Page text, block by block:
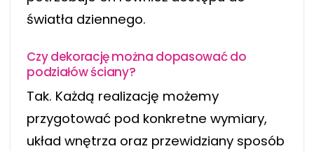
światła dziennego.
Czy dekorację można dopasować do
podziałów ściany?
Tak. Każdą realizację możemy
przygotować pod konkretne wymiary,
układ wnętrza oraz przewidziany sposób